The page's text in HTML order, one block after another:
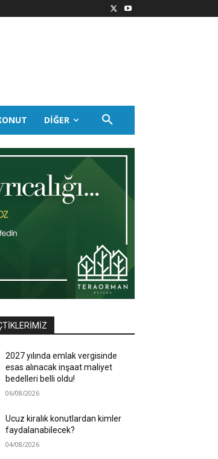
DIĞER
2027 yılında emlak vergisinde
esas alınacak inşaat maliyet
bedelleri belli oldu!
06/08/2026
Ucuz kiralık konutlardan kimler
faydalanabilecek?
04/08/2026